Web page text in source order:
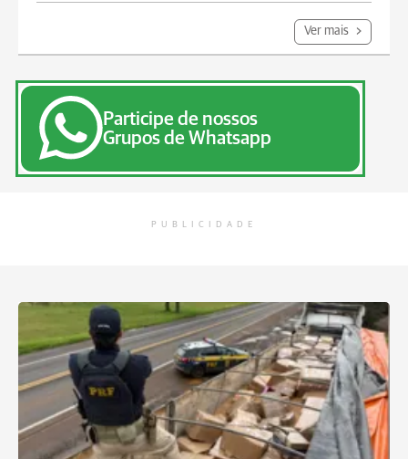
Ver mais
Participe de nossos
Grupos de Whatsapp
PUBLICIDADE